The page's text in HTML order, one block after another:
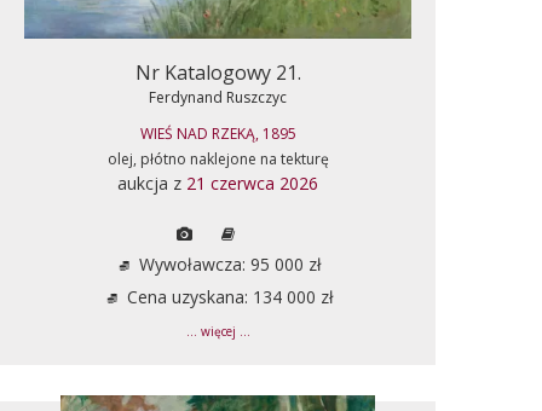
Nr Katalogowy 21.
Ferdynand Ruszczyc
WIEŚ NAD RZEKĄ, 1895
olej, płótno naklejone na tekturę
aukcja z 21 czerwca 2026
Wywoławcza: 95 000 zł
Cena uzyskana: 134 000 zł
... więcej ...